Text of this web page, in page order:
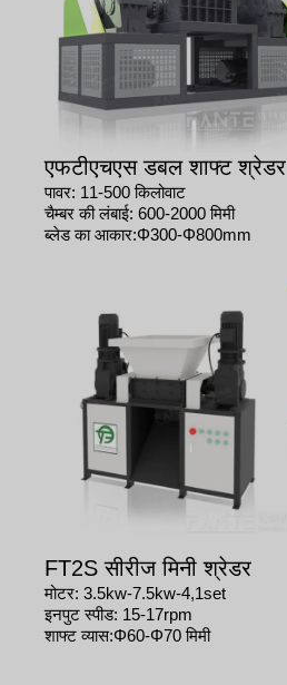
एफटीएचएस डबल शाफ्ट श्रेडर
पावर: 11-500 किलोवाट
चैम्बर की लंबाई: 600-2000 मिमी
ब्लेड का आकार:Φ300-Φ800mm​​
FT2S सीरीज मिनी श्रेडर
मोटर: 3.5kw-7.5kw-4,1set
इनपुट स्पीड: 15-17rpm
शाफ्ट व्यास:Φ60-Φ70 मिमी